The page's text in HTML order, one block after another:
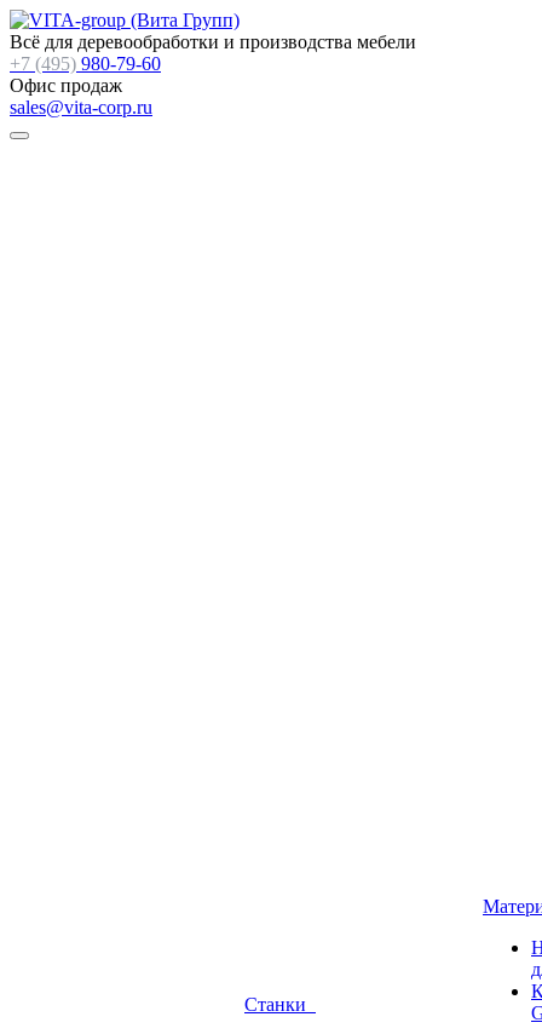
Всё для деревообработки и производства мебели
+7 (495) 980-79-60
Офис продаж
sales@vita-corp.ru
Станки